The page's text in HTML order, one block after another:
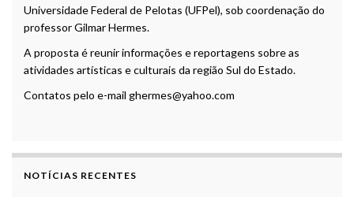
Universidade Federal de Pelotas (UFPel), sob coordenação do
professor Gilmar Hermes.
A proposta é reunir informações e reportagens sobre as
atividades artísticas e culturais da região Sul do Estado.
Contatos pelo e-mail ghermes@yahoo.com
NOTÍCIAS RECENTES